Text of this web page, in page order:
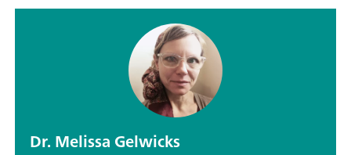
Dr. Melissa Gelwicks